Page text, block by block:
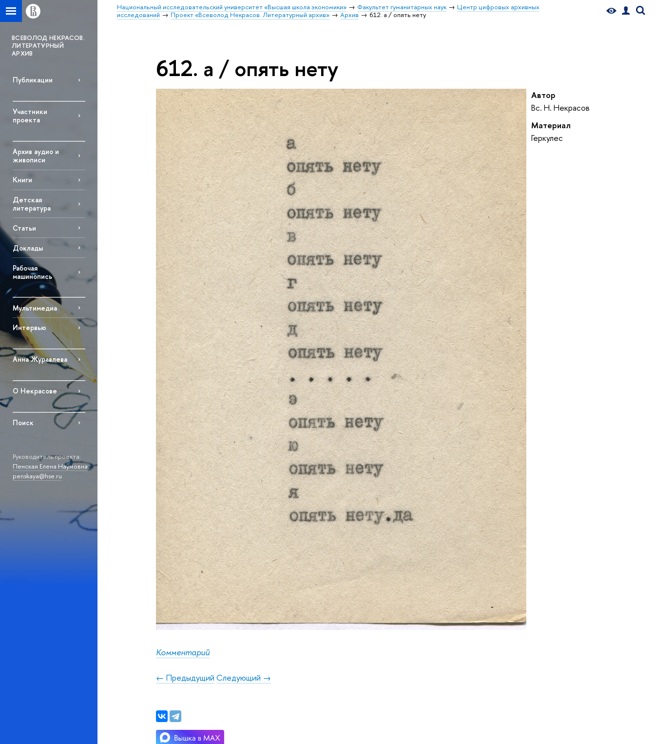
Национальный исследовательский университет «Высшая школа экономики» Факультет гуманитарных наук
Центр цифровых архивных
исследований
Проект «Всеволод Некрасов. Литературный архив» Архив 612. а / опять нету
ВСЕВОЛОД НЕКРАСОВ.
ЛИТЕРАТУРНЫЙ
АРХИВ
Публикации
Участники
проекта
Архив аудио и
живописи
Книги
Детская
литература
Статьи
Доклады
Рабочая
машинопись
Мультимедиа
Интервью
Анна Журавлева
О Некрасове
Поиск
Руководитель проекта:
Пенская Елена Наумовна,
penskaya@hse.ru
612. а / опять нету
Автор
Вс. Н. Некрасов
Материал
Геркулес
Комментарий
← Предыдущий Следующий →